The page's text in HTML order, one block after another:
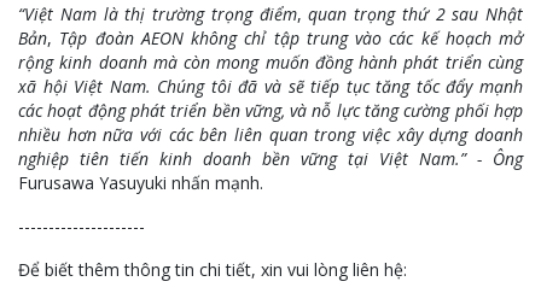
“Việt Nam là thị trường trọng điểm,quan trọng thứ 2 sau Nhật
Bản, Tập đoàn AEON không chỉ tập trung vào các kế hoạch mở
rộng kinh doanh mà còn mong muốn đồng hành phát triển cùng
xã hội Việt Nam. Chúng tôi đã và sẽ tiếp tục tăng tốc đẩy mạnh
các hoạt động phát triển bền vững, và nỗ lực tăng cường phối hợp
nhiều hơn nữa với các bên liên quan trong việc xây dựng doanh
nghiệp tiên tiến kinh doanh bền vững tại Việt Nam.” - Ông
Furusawa Yasuyuki nhấn mạnh.
---------------------
Để biết thêm thông tin chi tiết, xin vui lòng liên hệ: